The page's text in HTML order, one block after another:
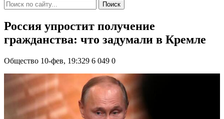
Поиск
Россия упростит получение
гражданства: что задумали в Кремле
Общество 10-фев, 19:329 6 049 0